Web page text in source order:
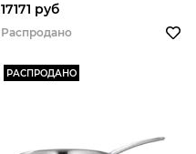
17171 руб
Распродано
РАСПРОДАНО